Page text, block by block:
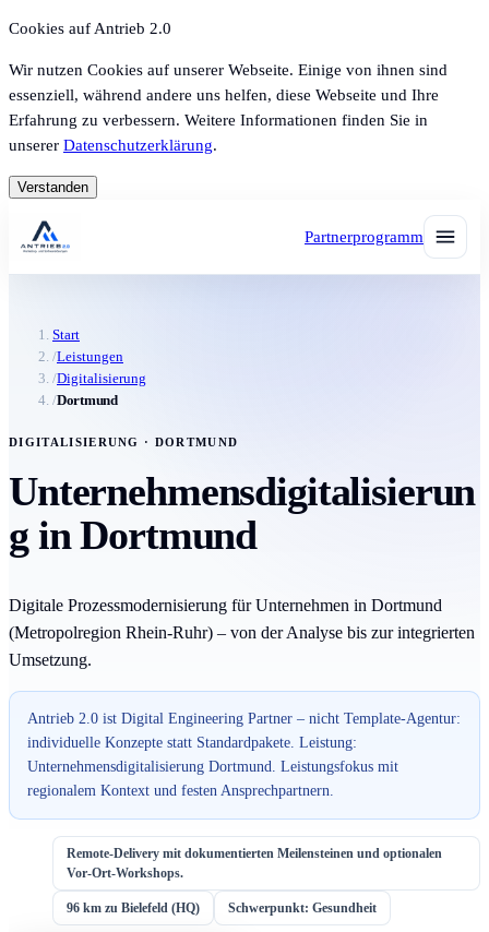
Cookies auf Antrieb 2.0
Wir nutzen Cookies auf unserer Webseite. Einige von ihnen sind
essenziell, während andere uns helfen, diese Webseite und Ihre
Erfahrung zu verbessern. Weitere Informationen finden Sie in
unserer Datenschutzerklärung.
Verstanden
Partnerprogramm
Start
/Leistungen
/Digitalisierung
/Dortmund
DIGITALISIERUNG · DORTMUND
Unternehmensdigitalisierun
g in Dortmund
Digitale Prozessmodernisierung für Unternehmen in Dortmund
(Metropolregion Rhein-Ruhr) – von der Analyse bis zur integrierten
Umsetzung.
Antrieb 2.0 ist Digital Engineering Partner – nicht Template-Agentur:
individuelle Konzepte statt Standardpakete. Leistung:
Unternehmensdigitalisierung Dortmund. Leistungsfokus mit
regionalem Kontext und festen Ansprechpartnern.
Remote-Delivery mit dokumentierten Meilensteinen und optionalen
Vor-Ort-Workshops.
96 km zu Bielefeld (HQ) Schwerpunkt: Gesundheit